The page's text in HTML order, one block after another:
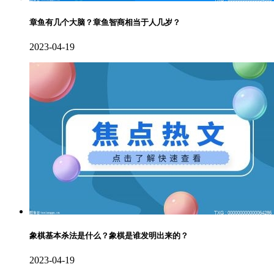
章鱼有几个大脑？章鱼智商相当于人几岁？
2023-04-19
象棋基本杀法是什么？象棋是谁发明出来的？
2023-04-19